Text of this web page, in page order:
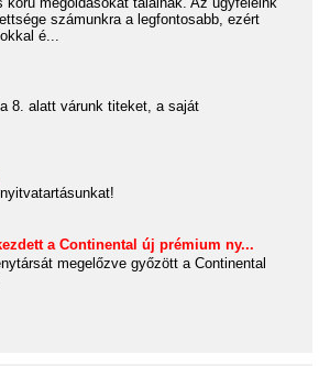
számunkra a legfontosabb, ezért
é...
8. alatt várunk titeket, a saját
a Continental új prémium ny...
megelőzve győzött a Continental